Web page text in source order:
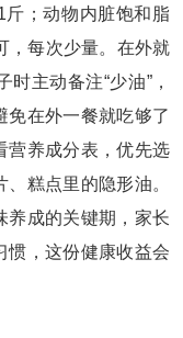
斤；动物内脏饱和脂
，每次少量。在外就
主动备注“少油”，
免在外一餐就吃够了
营养成分表，优先选
糕点里的隐形油。
养成的关键期，家长
惯，这份健康收益会